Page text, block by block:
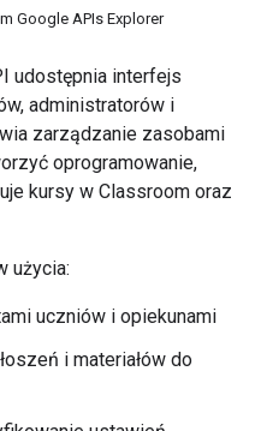
Google APIs Explorer
udostępnia interfejs
administratorów i
zarządzanie zasobami
oprogramowanie,
kursy w Classroom oraz
użycia:
uczniów i opiekunami
i materiałów do